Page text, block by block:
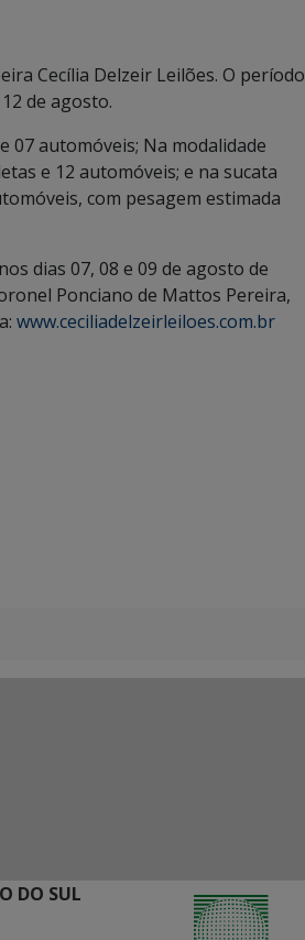
Cecília Delzeir Leilões. O período
de agosto.
07 automóveis; Na modalidade
e 12 automóveis; e na sucata
com pesagem estimada
dias 07, 08 e 09 de agosto de
Ponciano de Mattos Pereira,
www.ceciliadelzeirleiloes.com.br
DO SUL